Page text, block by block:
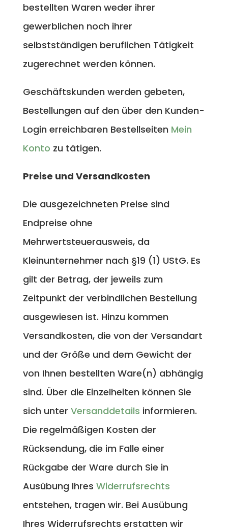
bestellten Waren weder ihrer
gewerblichen noch ihrer
selbstständigen beruflichen Tätigkeit
zugerechnet werden können.
Geschäftskunden werden gebeten,
Bestellungen auf den über den Kunden-
Login erreichbaren Bestellseiten Mein
Konto zu tätigen.
Preise und Versandkosten
Die ausgezeichneten Preise sind
Endpreise ohne
Mehrwertsteuerausweis, da
Kleinunternehmer nach §19 (1) UStG. Es
gilt der Betrag, der jeweils zum
Zeitpunkt der verbindlichen Bestellung
ausgewiesen ist. Hinzu kommen
Versandkosten, die von der Versandart
und der Größe und dem Gewicht der
von Ihnen bestellten Ware(n) abhängig
sind. Über die Einzelheiten können Sie
sich unter Versanddetails informieren.
Die regelmäßigen Kosten der
Rücksendung, die im Falle einer
Rückgabe der Ware durch Sie in
Ausübung Ihres Widerrufsrechts
entstehen, tragen wir. Bei Ausübung
Ihres Widerrufsrechts erstatten wir